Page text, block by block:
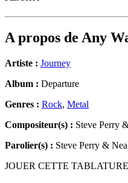
A propos de Any
Artiste : Journey
Album : Departure
Genres : Rock, Metal
Compositeur(s) : Steve Perry
Parolier(s) : Steve Perry &
JOUER CETTE TABLATURE